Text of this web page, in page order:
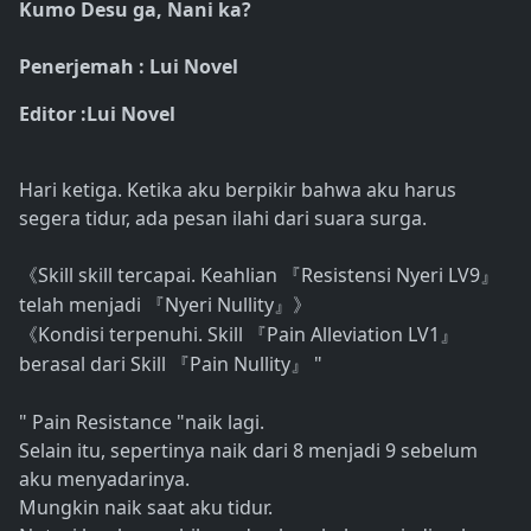
Kumo Desu ga, Nani ka?
Penerjemah : Lui Novel
Editor :Lui Novel
Hari ketiga. Ketika aku berpikir bahwa aku harus
segera tidur, ada pesan ilahi dari suara surga.
《Skill skill tercapai. Keahlian 『 Resistensi Nyeri LV9』
telah menjadi 『 Nyeri Nullity』》
《Kondisi terpenuhi. Skill 『 Pain Alleviation LV1 』
berasal dari Skill 『 Pain Nullity』 "
" Pain Resistance "naik lagi.
Selain itu, sepertinya naik dari 8 menjadi 9 sebelum
aku menyadarinya.
Mungkin naik saat aku tidur.